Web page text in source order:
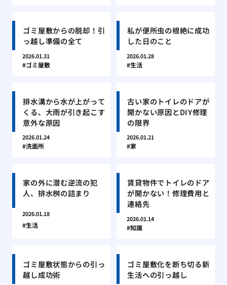
ゴミ屋敷からの脱却！引
っ越し準備の全て
2026.01.31
ゴミ屋敷
私が便所虫の根絶に成功
した日のこと
2026.01.28
生活
排水溝から水が上がって
くる、大雨が引き起こす
意外な原因
2026.01.24
洗面所
古い家のトイレのドアが
開かない原因とDIY修理
の限界
2026.01.21
家
家の外に潜む逆流の犯
人、排水桝の詰まり
2026.01.18
生活
賃貸物件でトイレのドア
が開かない！修理費用と
連絡先
2026.01.14
知識
ゴミ屋敷状態からの引っ
越し成功術
ゴミ屋敷化を断ち切る新
生活への引っ越し